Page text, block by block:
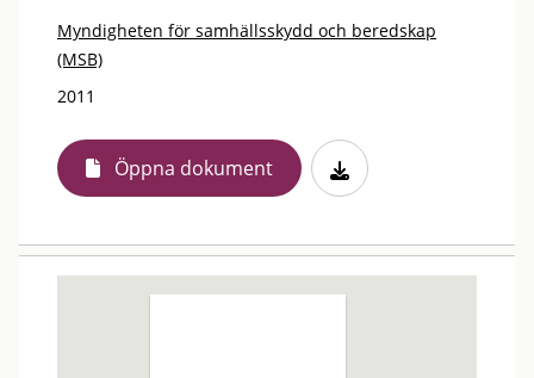
Myndigheten för samhällsskydd och beredskap
(MSB)
2011
Öppna dokument